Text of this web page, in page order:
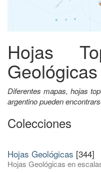
Hojas
Geológicas
Diferentes mapas, hojas
argentino pueden
Colecciones
Hojas Geológicas [344]
Hojas Geológicas en